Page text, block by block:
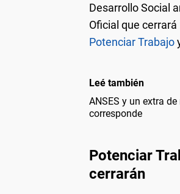
Desarrollo Social
Oficial que
Potenciar Trabajo
Leé también
ANSES y un extra
corresponde
Potenciar
cerrarán